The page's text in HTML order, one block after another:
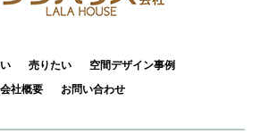
売りたい
空間デザイン事例
会社概要 お問い合わせ